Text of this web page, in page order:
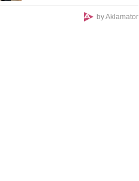
a ovo mu je velikaby Aklamator